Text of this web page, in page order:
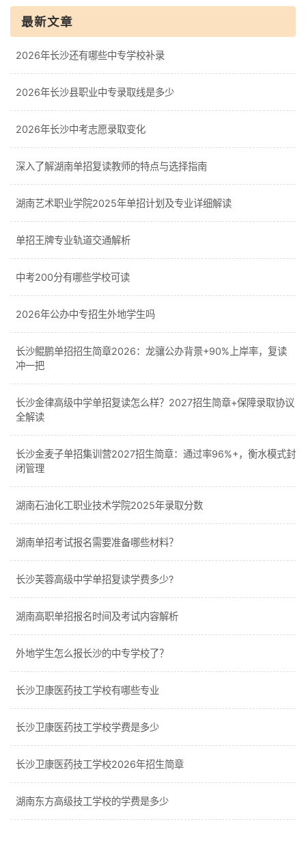
最新文章
2026年长沙还有哪些中专学校补录
2026年长沙县职业中专录取线是多少
2026年长沙中考志愿录取变化
深入了解湖南单招复读教师的特点与选择指南
湖南艺术职业学院2025年单招计划及专业详细解读
单招王牌专业轨道交通解析
中考200分有哪些学校可读
2026年公办中专招生外地学生吗
长沙鲲鹏单招招生简章2026：龙骧公办背景+90%上岸率，复读
冲一把
长沙金律高级中学单招复读怎么样？2027招生简章+保障录取协议
全解读
长沙金麦子单招集训营2027招生简章：通过率96%+，衡水模式封
闭管理
湖南石油化工职业技术学院2025年录取分数
湖南单招考试报名需要准备哪些材料？
长沙芙蓉高级中学单招复读学费多少?
湖南高职单招报名时间及考试内容解析
外地学生怎么报长沙的中专学校了？
长沙卫康医药技工学校有哪些专业
长沙卫康医药技工学校学费是多少
长沙卫康医药技工学校2026年招生简章
湖南东方高级技工学校的学费是多少